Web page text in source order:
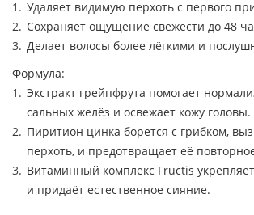
Удаляет видимую перхоть с первого
Сохраняет ощущение свежести до 48
Делает волосы более лёгкими и
Формула:
Экстракт грейпфрута помогает
сальных желёз и освежает кожу головы.
Пиритион цинка борется с грибком,
перхоть, и предотвращает её
Витаминный комплекс Fructis укрепляет
и придаёт естественное сияние.